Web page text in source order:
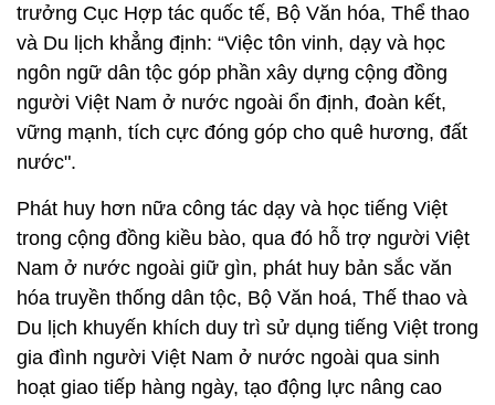
trưởng Cục Hợp tác quốc tế, Bộ Văn hóa, Thể thao
và Du lịch khẳng định: “Việc tôn vinh, dạy và học
ngôn ngữ dân tộc góp phần xây dựng cộng đồng
người Việt Nam ở nước ngoài ổn định, đoàn kết,
vững mạnh, tích cực đóng góp cho quê hương, đất
nước".
Phát huy hơn nữa công tác dạy và học tiếng Việt
trong cộng đồng kiều bào, qua đó hỗ trợ người Việt
Nam ở nước ngoài giữ gìn, phát huy bản sắc văn
hóa truyền thống dân tộc, Bộ Văn hoá, Thế thao và
Du lịch khuyến khích duy trì sử dụng tiếng Việt trong
gia đình người Việt Nam ở nước ngoài qua sinh
hoạt giao tiếp hàng ngày, tạo động lực nâng cao